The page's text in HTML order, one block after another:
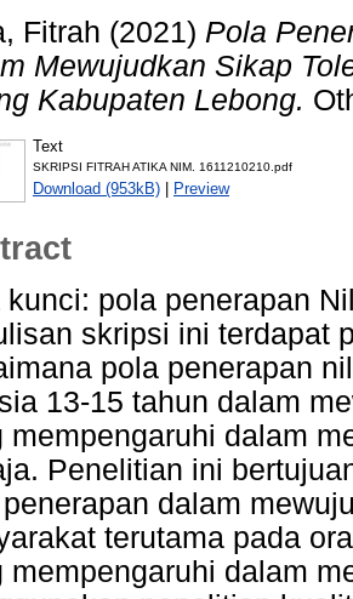
Fitrah (2021) Pola
Mewujudkan Sikap
Kabupaten Lebong.
Text
SKRIPSI FITRAH ATIKA NIM. 1611210210.pdf
Download (953kB) | Preview
kunci: pola penerapan
skripsi ini terdapat
pola penerapan
13-15 tahun dalam
mempengaruhi dalam
Penelitian ini
dalam
terutama pada
mempengaruhi dalam